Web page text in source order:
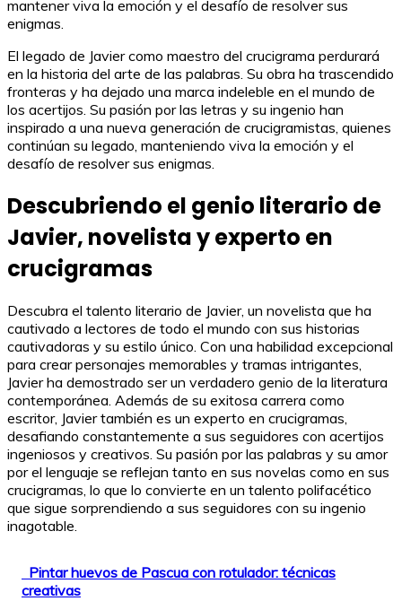
mantener viva la emoción y el desafío de resolver sus
enigmas.
El legado de Javier como maestro del crucigrama perdurará
en la historia del arte de las palabras. Su obra ha trascendido
fronteras y ha dejado una marca indeleble en el mundo de
los acertijos. Su pasión por las letras y su ingenio han
inspirado a una nueva generación de crucigramistas, quienes
continúan su legado, manteniendo viva la emoción y el
desafío de resolver sus enigmas.
Descubriendo el genio literario de
Javier, novelista y experto en
crucigramas
Descubra el talento literario de Javier, un novelista que ha
cautivado a lectores de todo el mundo con sus historias
cautivadoras y su estilo único. Con una habilidad excepcional
para crear personajes memorables y tramas intrigantes,
Javier ha demostrado ser un verdadero genio de la literatura
contemporánea. Además de su exitosa carrera como
escritor, Javier también es un experto en crucigramas,
desafiando constantemente a sus seguidores con acertijos
ingeniosos y creativos. Su pasión por las palabras y su amor
por el lenguaje se reflejan tanto en sus novelas como en sus
crucigramas, lo que lo convierte en un talento polifacético
que sigue sorprendiendo a sus seguidores con su ingenio
inagotable.
Pintar huevos de Pascua con rotulador: técnicas
creativas